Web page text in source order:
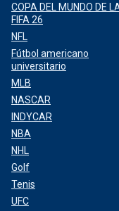
COPA DEL MUNDO DE
FIFA 26
NFL
Fútbol americano
universitario
MLB
NASCAR
INDYCAR
NBA
NHL
Golf
Tenis
UFC